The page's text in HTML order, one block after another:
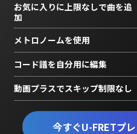
今すぐU-FRETプ
お気に入りに上限なしで曲を追
加
メトロノームを使用
コード譜を自分用に編集
動画プラスでスキップ制限なし